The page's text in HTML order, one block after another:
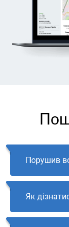
Порушив
Як